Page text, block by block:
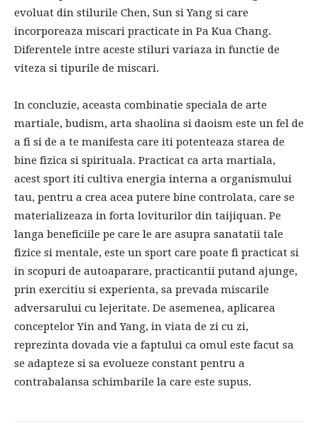
evoluat din stilurile Chen, Sun si Yang si care
incorporeaza miscari practicate in Pa Kua Chang.
Diferentele intre aceste stiluri variaza in functie de
viteza si tipurile de miscari.
In concluzie, aceasta combinatie speciala de arte
martiale, budism, arta shaolina si daoism este un fel de
a fi si de a te manifesta care iti potenteaza starea de
bine fizica si spirituala. Practicat ca arta martiala,
acest sport iti cultiva energia interna a organismului
tau, pentru a crea acea putere bine controlata, care se
materializeaza in forta loviturilor din taijiquan. Pe
langa beneficiile pe care le are asupra sanatatii tale
fizice si mentale, este un sport care poate fi practicat si
in scopuri de autoaparare, practicantii putand ajunge,
prin exercitiu si experienta, sa prevada miscarile
adversarului cu lejeritate. De asemenea, aplicarea
conceptelor Yin and Yang, in viata de zi cu zi,
reprezinta dovada vie a faptului ca omul este facut sa
se adapteze si sa evolueze constant pentru a
contrabalansa schimbarile la care este supus.